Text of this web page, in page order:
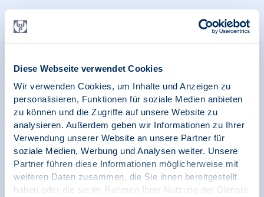
Diese Webseite verwendet Cookies
Wir verwenden Cookies, um Inhalte und Anzeigen zu
personalisieren, Funktionen für soziale Medien anbieten
zu können und die Zugriffe auf unsere Website zu
analysieren. Außerdem geben wir Informationen zu Ihrer
Verwendung unserer Website an unsere Partner für
soziale Medien, Werbung und Analysen weiter. Unsere
Partner führen diese Informationen möglicherweise mit
weiteren Daten zusammen, die Sie ihnen bereitgestellt
haben oder die sie im Rahmen Ihrer Nutzung der Dienste
BDP begrüßt Beschlüsse des Bundesrats zum
Gewalthilfegesetz und der Verbesserung der
Versorgung psychisch erkrankter Menschen
26.11.2024
Pressemitteilung | Psychologie und Gesundheit |
Psychologie in Krisen
Psychische Gesundheit ist nicht
verhandelbar!